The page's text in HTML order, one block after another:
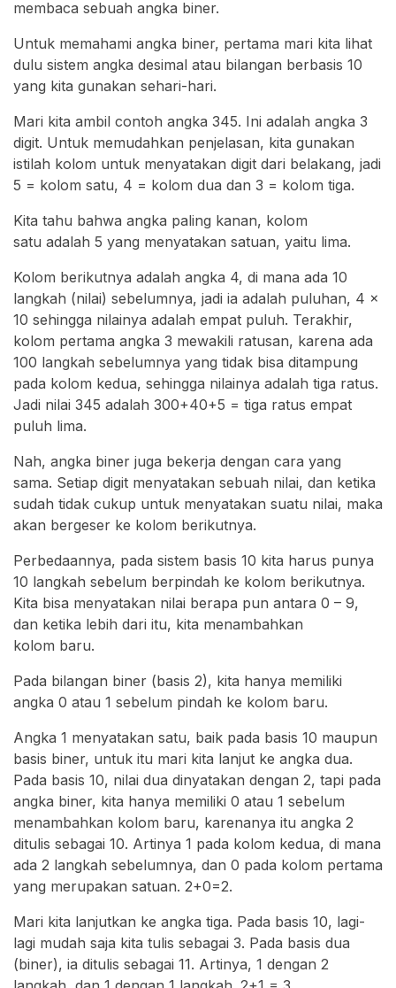
membaca sebuah angka biner.
Untuk memahami angka biner, pertama mari kita lihat
dulu sistem angka desimal atau bilangan berbasis 10
yang kita gunakan sehari-hari.
Mari kita ambil contoh angka 345. Ini adalah angka 3
digit. Untuk memudahkan penjelasan, kita gunakan
istilah kolom untuk menyatakan digit dari belakang, jadi
5 = kolom satu, 4 = kolom dua dan 3 = kolom tiga.
Kita tahu bahwa angka paling kanan, kolom
satu adalah 5 yang menyatakan satuan, yaitu lima.
Kolom berikutnya adalah angka 4, di mana ada 10
langkah (nilai) sebelumnya, jadi ia adalah puluhan, 4 x
10 sehingga nilainya adalah empat puluh. Terakhir,
kolom pertama angka 3 mewakili ratusan, karena ada
100 langkah sebelumnya yang tidak bisa ditampung
pada kolom kedua, sehingga nilainya adalah tiga ratus.
Jadi nilai 345 adalah 300+40+5 = tiga ratus empat
puluh lima.
Nah, angka biner juga bekerja dengan cara yang
sama. Setiap digit menyatakan sebuah nilai, dan ketika
sudah tidak cukup untuk menyatakan suatu nilai, maka
akan bergeser ke kolom berikutnya.
Perbedaannya, pada sistem basis 10 kita harus punya
10 langkah sebelum berpindah ke kolom berikutnya.
Kita bisa menyatakan nilai berapa pun antara 0 – 9,
dan ketika lebih dari itu, kita menambahkan
kolom baru.
Pada bilangan biner (basis 2), kita hanya memiliki
angka 0 atau 1 sebelum pindah ke kolom baru.
Angka 1 menyatakan satu, baik pada basis 10 maupun
basis biner, untuk itu mari kita lanjut ke angka dua.
Pada basis 10, nilai dua dinyatakan dengan 2, tapi pada
angka biner, kita hanya memiliki 0 atau 1 sebelum
menambahkan kolom baru, karenanya itu angka 2
ditulis sebagai 10. Artinya 1 pada kolom kedua, di mana
ada 2 langkah sebelumnya, dan 0 pada kolom pertama
yang merupakan satuan. 2+0=2.
Mari kita lanjutkan ke angka tiga. Pada basis 10, lagi-
lagi mudah saja kita tulis sebagai 3. Pada basis dua
(biner), ia ditulis sebagai 11. Artinya, 1 dengan 2